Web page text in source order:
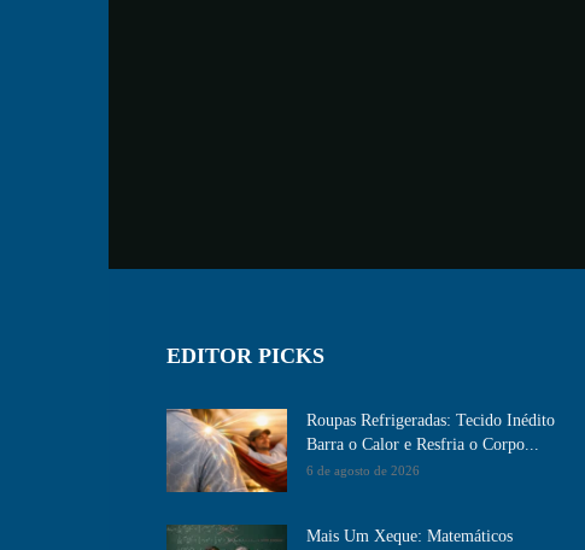
EDITOR PICKS
Roupas Refrigeradas: Tecido Inédito
Barra o Calor e Resfria o Corpo...
6 de agosto de 2026
Mais Um Xeque: Matemáticos